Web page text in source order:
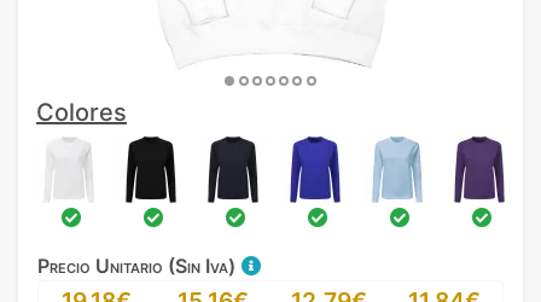
Colores
Precio Unitario (Sin Iva)